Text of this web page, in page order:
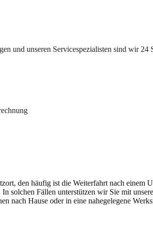
und unseren Servicespezialisten sind wir
den häufig ist die Weiterfahrt nach
solchen Fällen unterstützen wir Sie mit
nach Hause oder in eine nahegelegene